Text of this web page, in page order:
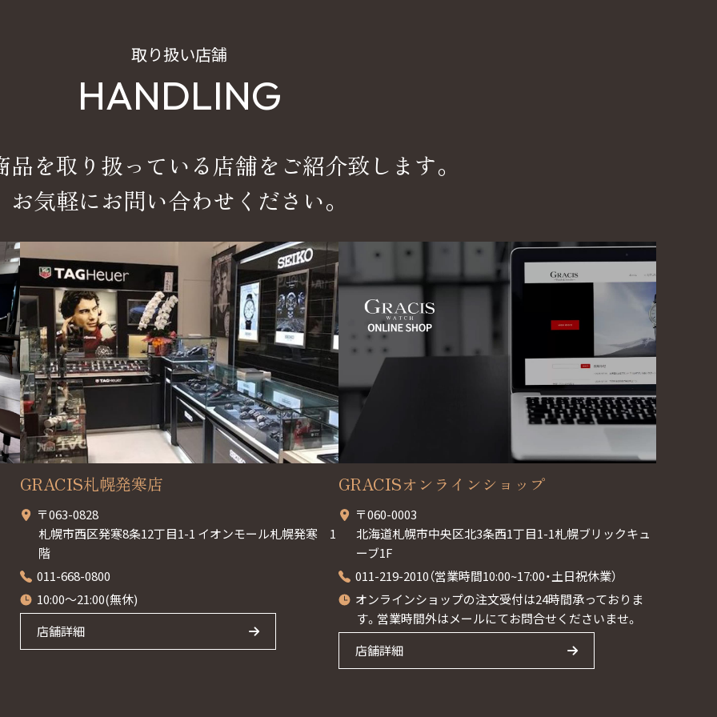
取り扱い店舗
HANDLING
を取り扱っている店舗をご紹介致します。
お気軽にお問い合わせください。
GRACIS札幌発寒店
〒063-0828
札幌市西区発寒8条12丁目1-1 イオンモール札幌発寒 1
階
011-668-0800
10:00～21:00(無休)
店舗詳細
GRACISオンラインショップ
〒060-0003
北海道札幌市中央区北3条西1丁目1-1札幌ブリックキュ
ーブ1F
011-219-2010（営業時間10:00~17:00・土日祝休業）
オンラインショップの注文受付は24時間承っておりま
す。営業時間外はメールにてお問合せくださいませ。
店舗詳細